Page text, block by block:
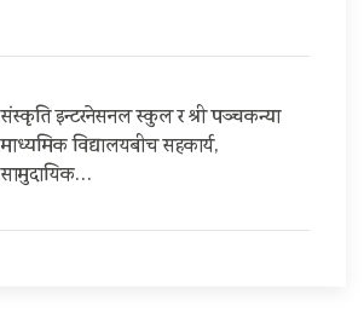
संस्कृति इन्टरनेसनल स्कुल र श्री पञ्चकन्या
माध्यमिक विद्यालयबीच सहकार्य,
सामुदायिक…